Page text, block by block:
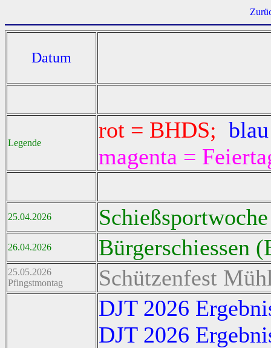
Datum
Legende
rot = BHDS;
magenta =
25.04.2026
26.04.2026 Bürgerschiessen
25.05.2026
Pfingstmontag
Schützenfest
DJT 2026
DJT 2026